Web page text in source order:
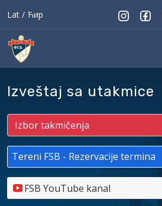
Lat / Ћир
Izveštaj sa utakmice
Tereni FSB - Rezervacije termina
FSB YouTube kanal